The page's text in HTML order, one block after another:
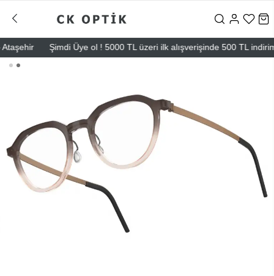
Şimdi Üye ol ! 5000 TL üzeri ilk alışverişinde 500 TL indirim